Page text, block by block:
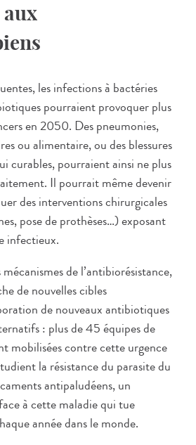
aux
les infections à bactéries
pourraient provoquer plus
en 2050. Des pneumonies,
ou alimentaire, ou des blessures
curables, pourraient ainsi ne plus
Il pourrait même devenir
des interventions chirurgicales
pose de prothèses…) exposant
infectieux.
de l’antibiorésistance,
de nouvelles cibles
de nouveaux antibiotiques
: plus de 45 équipes de
mobilisées contre cette urgence
la résistance du parasite du
antipaludéens, un
à cette maladie qui tue
année dans le monde.